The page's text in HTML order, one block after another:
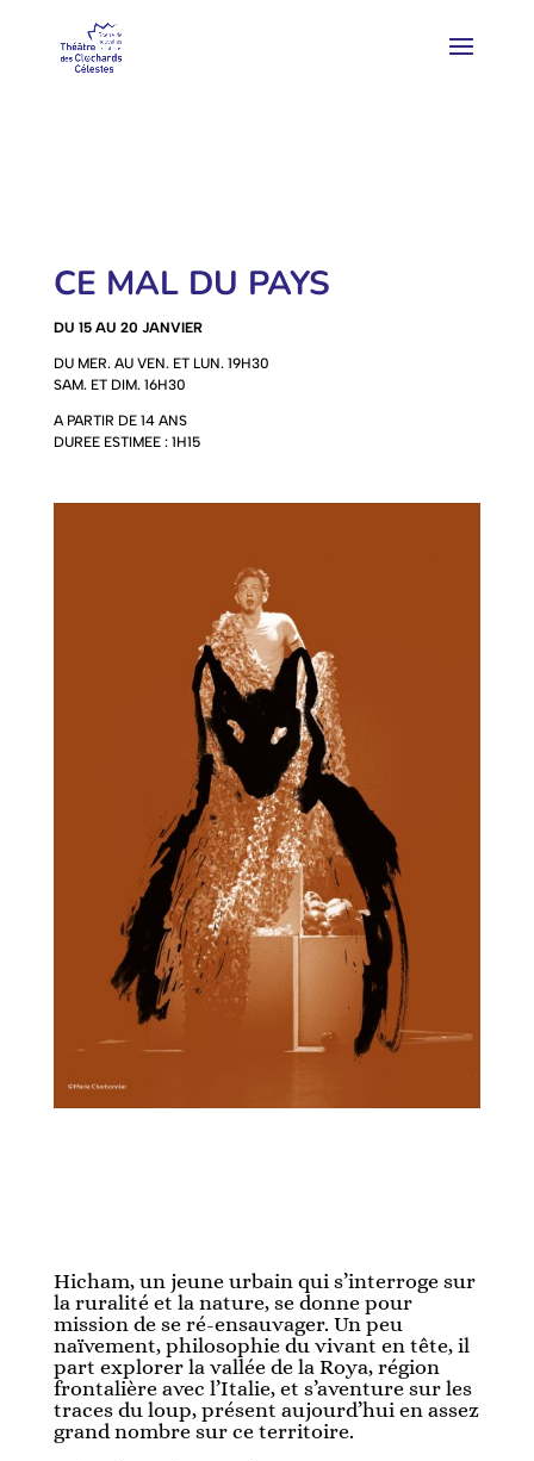
CE MAL DU PAYS
DU 15 AU 20 JANVIER
DU MER. AU VEN. ET LUN. 19H30
SAM. ET DIM. 16H30
A PARTIR DE 14 ANS
DUREE ESTIMEE : 1H15
Hicham, un jeune urbain qui s’interroge sur
la ruralité et la nature, se donne pour
mission de se ré-ensauvager. Un peu
naïvement, philosophie du vivant en tête, il
part explorer la vallée de la Roya, région
frontalière avec l’Italie, et s’aventure sur les
traces du loup, présent aujourd’hui en assez
grand nombre sur ce territoire.